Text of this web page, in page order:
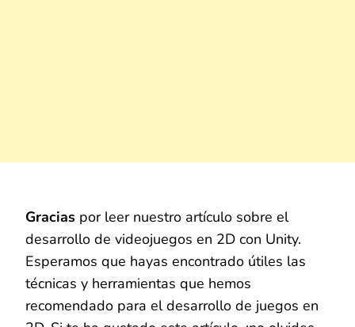
Gracias por leer nuestro artículo sobre el
desarrollo de videojuegos en 2D con Unity.
Esperamos que hayas encontrado útiles las
técnicas y herramientas que hemos
recomendado para el desarrollo de juegos en